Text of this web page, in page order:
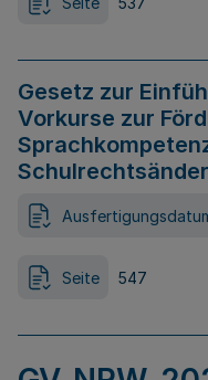
Gesetz zur
Vorkurse zur
Seite 547